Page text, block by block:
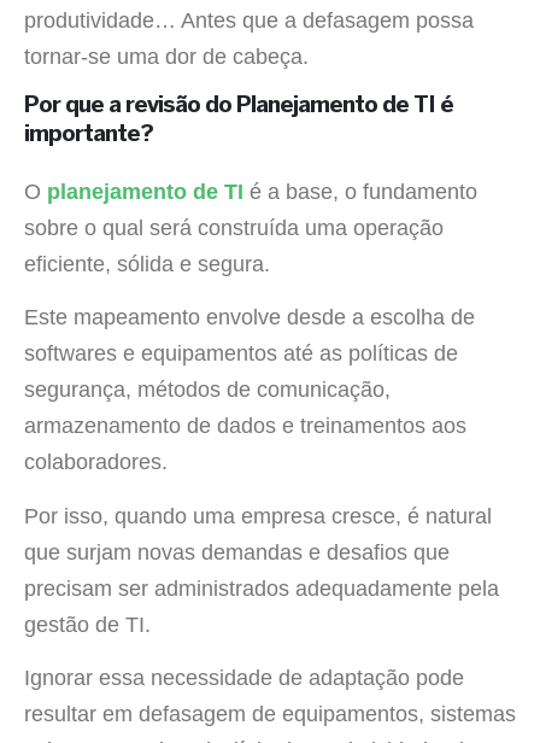
produtividade… Antes que a defasagem possa
tornar-se uma dor de cabeça.
Por que a revisão do Planejamento de TI é
importante?
O planejamento de TI é a base, o fundamento
sobre o qual será construída uma operação
eficiente, sólida e segura.
Este mapeamento envolve desde a escolha de
softwares e equipamentos até as políticas de
segurança, métodos de comunicação,
armazenamento de dados e treinamentos aos
colaboradores.
Por isso, quando uma empresa cresce, é natural
que surjam novas demandas e desafios que
precisam ser administrados adequadamente pela
gestão de TI.
Ignorar essa necessidade de adaptação pode
resultar em defasagem de equipamentos, sistemas